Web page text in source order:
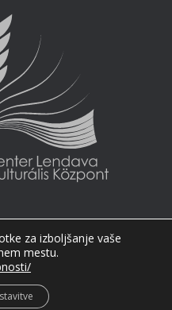
za izboljšanje vaše
mestu.
Magyar